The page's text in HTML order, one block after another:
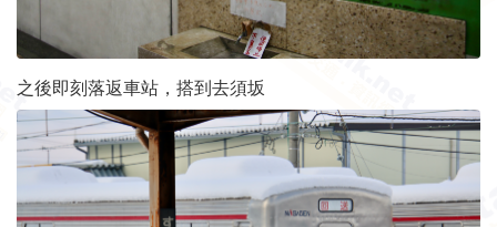
之後即刻落返車站，搭到去須坂